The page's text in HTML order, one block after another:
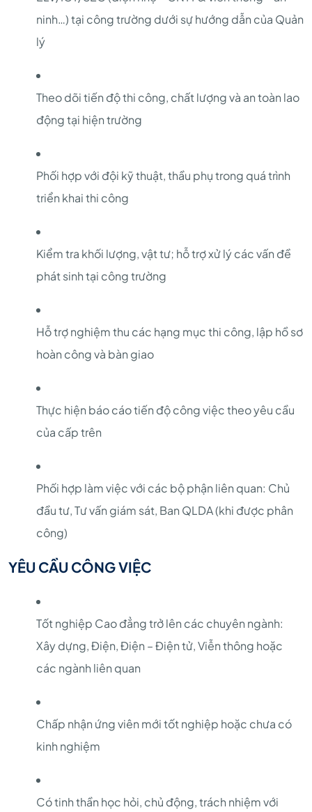
ninh…) tại công trường dưới sự hướng dẫn của Quản
lý
Theo dõi tiến độ thi công, chất lượng và an toàn lao
động tại hiện trường
Phối hợp với đội kỹ thuật, thầu phụ trong quá trình
triển khai thi công
Kiểm tra khối lượng, vật tư; hỗ trợ xử lý các vấn đề
phát sinh tại công trường
Hỗ trợ nghiệm thu các hạng mục thi công, lập hồ sơ
hoàn công và bàn giao
Thực hiện báo cáo tiến độ công việc theo yêu cầu
của cấp trên
Phối hợp làm việc với các bộ phận liên quan: Chủ
đầu tư, Tư vấn giám sát, Ban QLDA (khi được phân
công)
YÊU CẦU CÔNG VIỆC
Tốt nghiệp Cao đẳng trở lên các chuyên ngành:
Xây dựng, Điện, Điện – Điện tử, Viễn thông hoặc
các ngành liên quan
Chấp nhận ứng viên mới tốt nghiệp hoặc chưa có
kinh nghiệm
Có tinh thần học hỏi, chủ động, trách nhiệm với